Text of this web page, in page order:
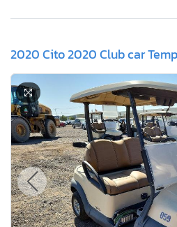
2020 Cito 2020 Club car